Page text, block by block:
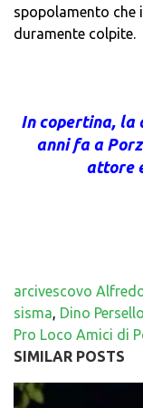
spopolamento che
duramente colpite.
In copertina, la
anni fa a
attore
arcivescovo
sisma, Dino Persello
Pro Loco Amici di
SIMILAR POSTS